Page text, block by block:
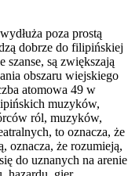
poza prostą
dobrze do filipińskiej
szanse, są zwiększają
obszaru wiejskiego
atomowa 49 w
muzyków,
ról, muzyków,
to oznacza, że
oznacza, że ​​rozumieją,
do uznanych na arenie